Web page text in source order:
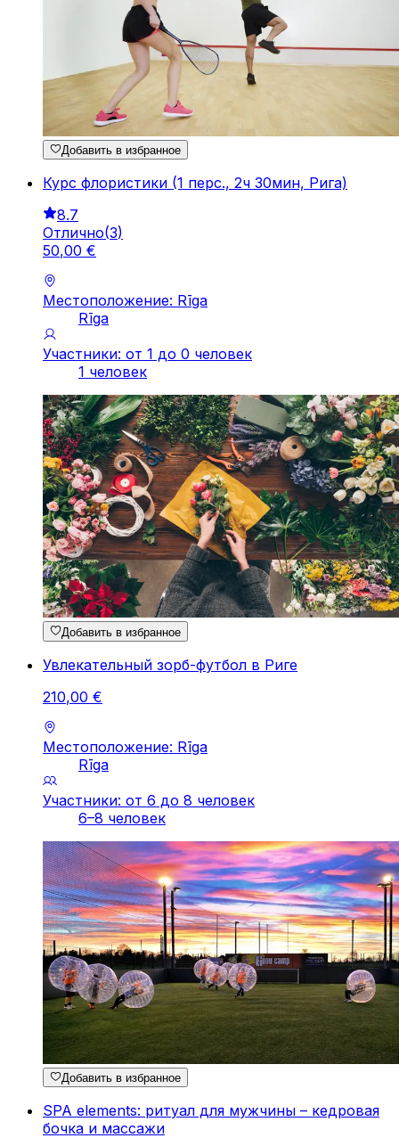
Добавить в избранное
Курс флористики (1 перс., 2ч 30мин, Рига)
8.7
Отлично(3)
50,00 €
Местоположение: Rīga
Rīga
Участники: от 1 до 0 человек
1 человек
Добавить в избранное
Увлекательный зорб-футбол в Риге
210,00 €
Местоположение: Rīga
Rīga
Участники: от 6 до 8 человек
6–8 человек
Добавить в избранное
SPA elements: ритуал для мужчины – кедровая
бочка и массажи